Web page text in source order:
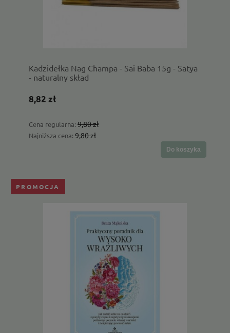
Kadzidełka Nag Champa - Sai Baba 15g - Satya
- naturalny skład
8,82 zł
Cena regularna: 9,80 zł
Najniższa cena: 9,80 zł
Do koszyka
PROMOCJA